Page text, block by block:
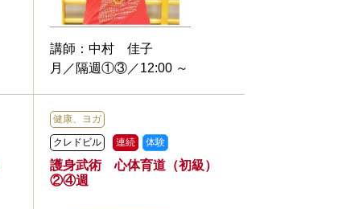
講師： 中村 佳子
月／隔週①③／12:00 ～
健康、ヨガ
クレドビル 連続 体験
護身武術 心体育道（初級）
②④週